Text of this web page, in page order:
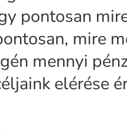
pontosan
mire
mennyi
elérése